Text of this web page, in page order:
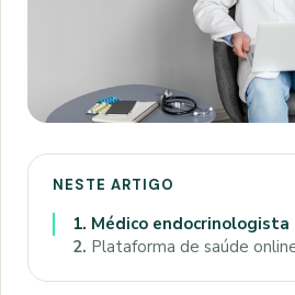
NESTE ARTIGO
1. Médico endocrinologista
2. Plataforma de saúde